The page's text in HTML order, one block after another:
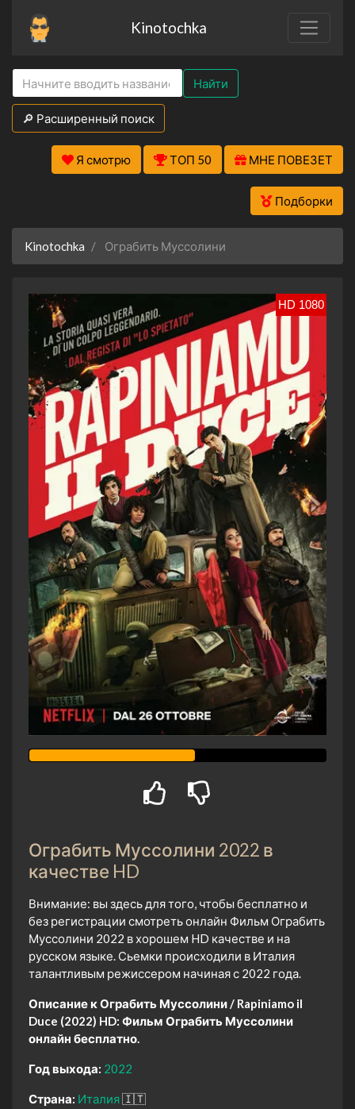
Kinotochka
Найти
🔎 Расширенный поиск
Я смотрю ТОП 50 МНЕ ПОВЕЗЕТ
Подборки
Kinotochka Ограбить Муссолини
HD 1080
Ограбить Муссолини 2022 в
качестве HD
Внимание: вы здесь для того, чтобы бесплатно и
без регистрации смотреть онлайн Фильм Ограбить
Муссолини 2022 в хорошем HD качестве и на
русском языке. Сьемки происходили в Италия
талантливым режиссером начиная с 2022 года.
Описание к Ограбить Муссолини / Rapiniamo il
Duce (2022) HD: Фильм Ограбить Муссолини
онлайн бесплатно.
Год выхода: 2022
Страна: Италия🇮🇹